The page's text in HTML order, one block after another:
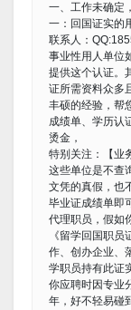
一、工作未确定
一：回国证实的
联系人：
事业性用人单位
提供这个认证。
证所需资料众多
丰硕的经验，帮
成绩单、学历认
烫金，
特别关注：【业
这些单位是不查
文凭的真假，也
毕业证成绩单即
代理职员，假如
《留学回国职
作、创办企业、
学职员持有此证
你应聘时因专业
年，好不轻易碰